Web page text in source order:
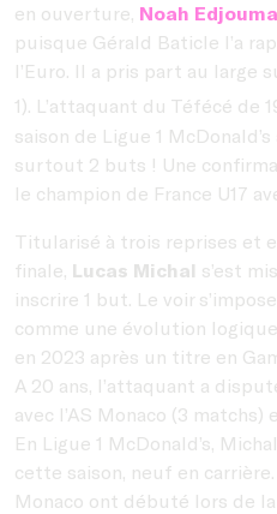
en ouverture, Noah Edjouma
puisque Gérald Baticle l’a
l’Euro. Il a pris part au large
1). L’attaquant du Téfécé de
saison de Ligue 1
surtout 2 buts ! Une
le champion de France U17
Titularisé à trois reprises et
finale, Lucas Michal s’est
inscrire 1 but. Le voir
comme une évolution
en 2023 après un titre en
A 20 ans, l’attaquant a
avec l’AS Monaco (3 matchs)
En Ligue 1 McDonald’s,
cette saison, neuf en
Monaco ont débuté lors de